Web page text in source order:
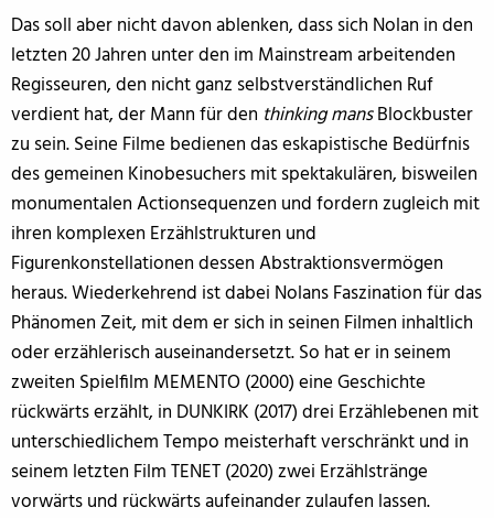
Das soll aber nicht davon ablenken, dass sich Nolan in den
letzten 20 Jahren unter den im Mainstream arbeitenden
Regisseuren, den nicht ganz selbstverständlichen Ruf
verdient hat, der Mann für den thinking mansBlockbuster
zu sein. Seine Filme bedienen das eskapistische Bedürfnis
des gemeinen Kinobesuchers mit spektakulären, bisweilen
monumentalen Actionsequenzen und fordern zugleich mit
ihren komplexen Erzählstrukturen und
Figurenkonstellationen dessen Abstraktionsvermögen
heraus. Wiederkehrend ist dabei Nolans Faszination für das
Phänomen Zeit, mit dem er sich in seinen Filmen inhaltlich
oder erzählerisch auseinandersetzt. So hat er in seinem
zweiten Spielfilm MEMENTO (2000) eine Geschichte
rückwärts erzählt, in DUNKIRK (2017) drei Erzählebenen mit
unterschiedlichem Tempo meisterhaft verschränkt und in
seinem letzten Film TENET (2020) zwei Erzählstränge
vorwärts und rückwärts aufeinander zulaufen lassen.